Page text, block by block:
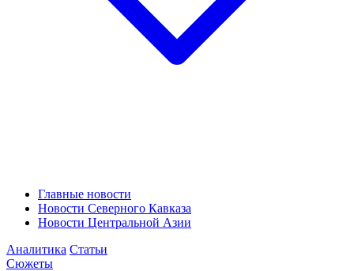
Главные новости
Новости Северного Кавказа
Новости Центральной Азии
Аналитика Статьи
Сюжеты